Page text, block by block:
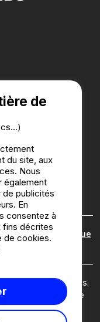
| Cookies|
Politique
tous droits réservés.
sont la propriété de
les
règles de
de
du site, aux
Nous
également
publicités
En
consentez à
fins décrites
de cookies.